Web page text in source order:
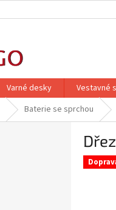
Varné desky Vestavné
Baterie se sprchou